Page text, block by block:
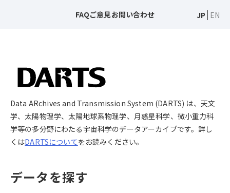
FAQご意見お問い合わせ JP EN
Data ARchives and Transmission System (DARTS) は、天文
学、太陽物理学、太陽地球系物理学、月惑星科学、微小重力科
学等の多分野にわたる宇宙科学のデータアーカイブです。詳し
くはDARTSについてをお読みください。
データを探す